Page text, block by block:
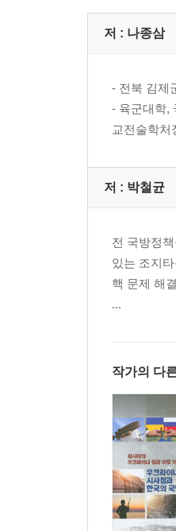
저 : 나종삼
- 전북 김제
- 육군대학,
교전술학처
저 : 박철균
전 국방정
있는 조지
핵 문제 해
...
작가의 다